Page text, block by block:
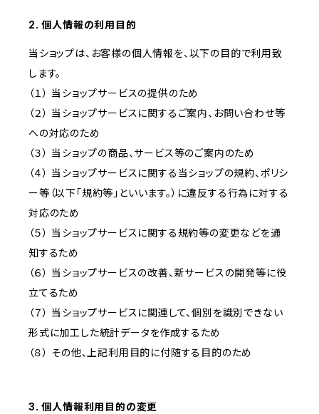
2. 個人情報の利用目的
当ショップは、お客様の個人情報を、以下の目的で利用致
します。
（１） 当ショップサービスの提供のため
（２） 当ショップサービスに関するご案内、お問い合わせ等
への対応のため
（３） 当ショップの商品、サービス等のご案内のため
（４） 当ショップサービスに関する当ショップの規約、ポリシ
ー等（以下「規約等」といいます。）に違反する行為に対する
対応のため
（５） 当ショップサービスに関する規約等の変更などを通
知するため
（６） 当ショップサービスの改善、新サービスの開発等に役
立てるため
（７） 当ショップサービスに関連して、個別を識別できない
形式に加工した統計データを作成するため
（８） その他、上記利用目的に付随する目的のため
3. 個人情報利用目的の変更